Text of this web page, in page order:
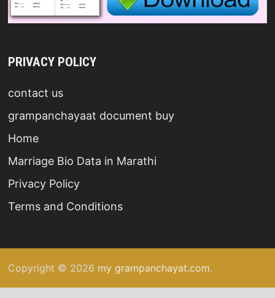
PRIVACY POLICY
contact us
grampanchayaat document buy
Home
Marriage Bio Data in Marathi
Privacy Policy
Terms and Conditions
Copyright © 2026 my grampanchayat.com.